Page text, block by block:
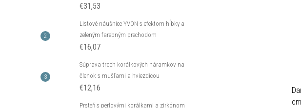
€31,53
Listové náušnice YVON s efektom hĺbky a
zeleným farebným prechodom
€16,07
Súprava troch korálkových náramkov na
členok s mušľami a hviezdicou
€12,16
Prsteň s perlovými korálkami a zirkónom